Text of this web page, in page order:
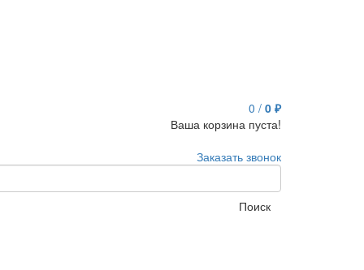
0 / 0 ₽
Ваша корзина пуста!
Заказать звонок
Поиск